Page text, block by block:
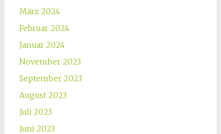
März 2024
Februar 2024
Januar 2024
November 2023
September 2023
August 2023
Juli 2023
Juni 2023